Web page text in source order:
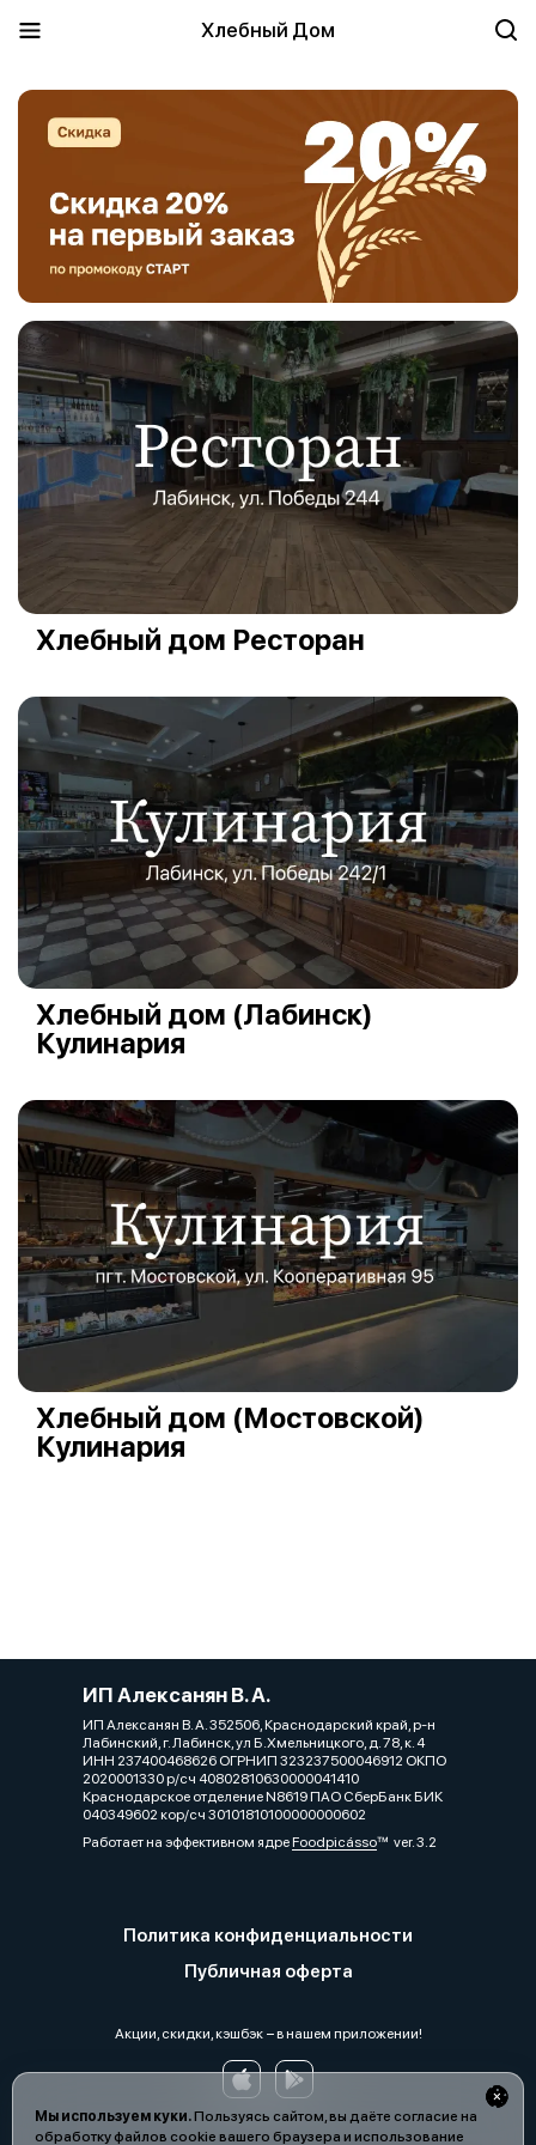
Хлебный Дом
Мы используем куки.Пользуясь сайтом, вы даёте согласие на
обработку файлов cookie вашего браузера и использование
Хлебный дом Ресторан
Хлебный дом (Лабинск)
Кулинария
Хлебный дом (Мостовской)
Кулинария
ИП Алексанян В. А.
ИП Алексанян В. А. 352506, Краснодарский край, р-н
Лабинский, г. Лабинск, ул Б.Хмельницкого, д. 78, к. 4
ИНН 237400468626 ОГРНИП 323237500046912 ОКПО
2020001330 р/сч 40802810630000041410
Краснодарское отделение N8619 ПАО СберБанк БИК
040349602 кор/сч 30101810100000000602
Работает на эффективном ядреFoodpicássover. 3.2
Политика конфиденциальности
Публичная оферта
Акции, скидки, кэшбэк − в нашем приложении!